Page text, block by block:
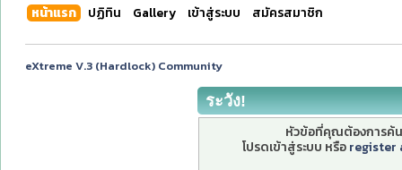
หน้าแรก ปฏิทิน Gallery เข้าสู่ระบบ สมัครสมาชิก
eXtreme V.3 (Hardlock) Community
ระวัง!
หัวข้อที่คุณต้องการค้
โปรดเข้าสู่ระบบ หรือ register